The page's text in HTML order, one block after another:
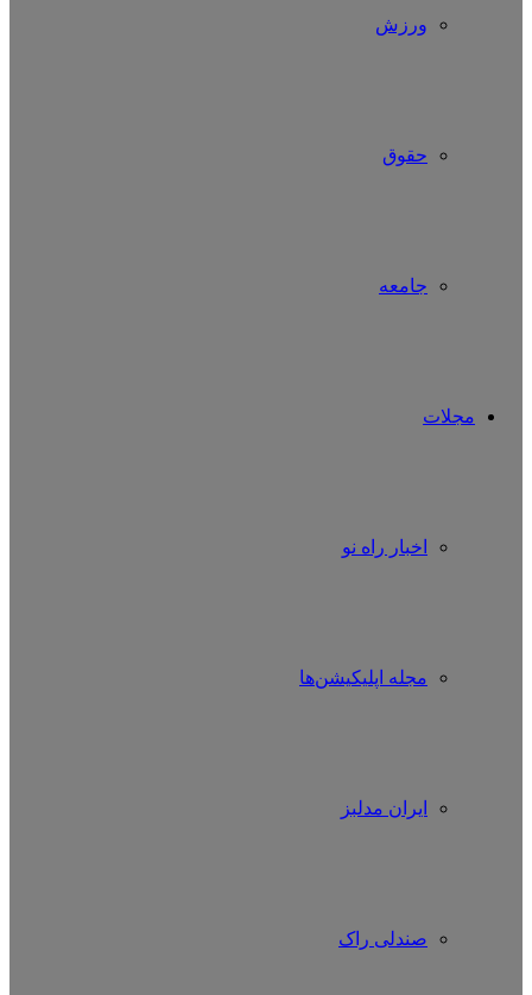
ورزش
حقوق
جامعه
مجلات
اخبار راه نو
مجله اپلیکیشن‌ها
ایران مدلبز
صندلی راک